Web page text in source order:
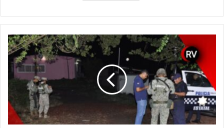
Ejecución
rompe
calma
en
Tlapacoyan:
asesinan
a
“El